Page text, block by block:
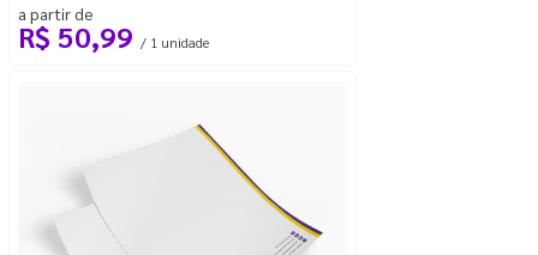
a partir de
R$ 50,99 / 1 unidade